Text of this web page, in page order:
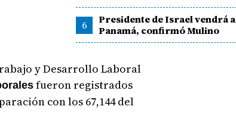
6
Presidente de Israel vendrá a
Panamá, confirmó Mulino
y Desarrollo Laboral
fueron registrados
con los 67,144 del